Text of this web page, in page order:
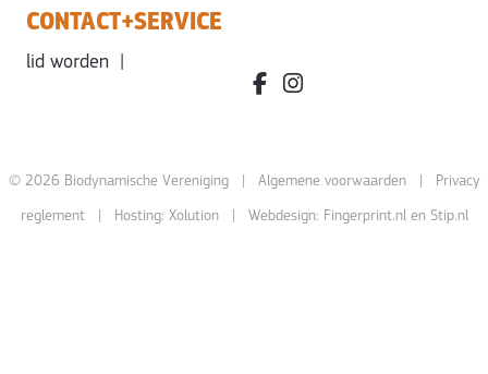
CONTACT+SERVICE
lid worden
facebook.com/bdvereniging/
instagram.com/
© 2026 Biodynamische Vereniging | Algemene voorwaarden| Privacy
reglement| Hosting: Xolution| Webdesign: Fingerprint.nlen Stip.nl